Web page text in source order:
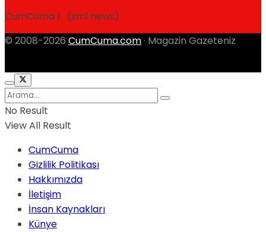
CumCuma | (xml news)
© 2008-2026 CumCuma.com · Magazin Gazeteniz
No Result
View All Result
CumCuma
Gizlilik Politikası
Hakkımızda
İletişim
İnsan Kaynakları
Künye